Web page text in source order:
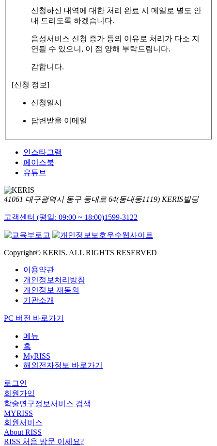
신청하신 내역에 대한 처리 완료 시 메일로 별도 안
내 드리도록 하겠습니다.
음성서비스 신청 증가 등의 이유로 처리가 다소 지
연될 수 있으니, 이 점 양해 부탁드립니다.
감합니다.
[신청 정보]
신청일시
답변받을 이메일
인스타그램
페이스북
유튜브
41061 대구광역시 동구 동내로 64(동내동1119) KERIS빌딩
고객센터 (평일: 09:00 ~ 18:00)1599-3122
Copyright© KERIS. ALL RIGHTS RESERVED
이용약관
개인정보처리방침
개인정보 재동의
기관소개
PC 버전 바로가기
메뉴
홈
MyRISS
해외전자정보 바로가기
로그인
회원가입
학술연구정보서비스 검색
MYRISS
회원서비스
About RISS
RISS 처음 방문 이세요?